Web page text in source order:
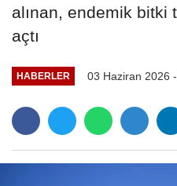
alınan, endemik bitki
açtı
HABERLER 03 Haziran 2026